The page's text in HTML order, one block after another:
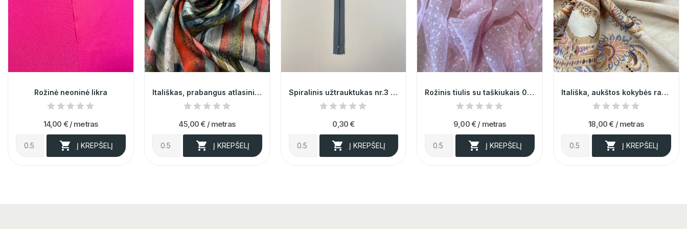
Rožinė neoninė likra
14,00 € / metras
 Į KREPŠELĮ
Itališkas, prabangus atlasinis margas šilkas...
45,00 € / metras
 Į KREPŠELĮ
Spiralinis užtrauktukas nr.3 @10
0,30 €
 Į KREPŠELĮ
Rožinis tiulis su taškiukais 004003
9,00 € / metras
 Į KREPŠELĮ
Itališka, aukštos kokybės raštuota kreminė...
18,00 € / metras
 Į KREPŠELĮ